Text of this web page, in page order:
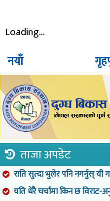
Loading...
नयाँ
ताजा अपडेट
राति सुत्दा भुलेर पनि नगर्नुस् यी
यति धेरै चर्चामा किन छ विराट-